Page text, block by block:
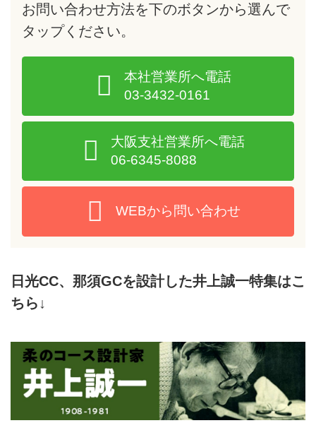
お問い合わせ方法を下のボタンから選んで
タップください。
本社営業所へ電話
03-3432-0161
大阪支社営業所へ電話
06-6345-8088
WEBから問い合わせ
日光CC、那須GCを設計した井上誠一特集はこ
ちら↓